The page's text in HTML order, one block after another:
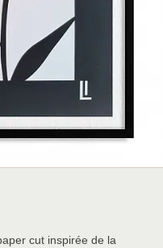
cut inspirée de la